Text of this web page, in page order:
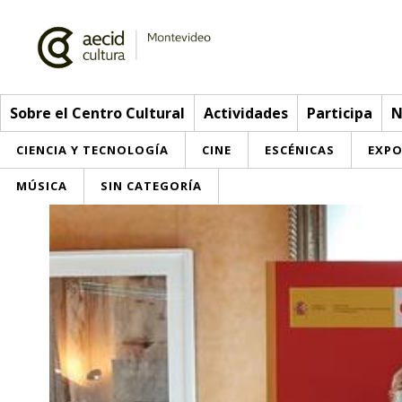
Sobre el Centro Cultural Actividades Participa
CIENCIA Y TECNOLOGÍA CINE ESCÉNICAS
MÚSICA SIN CATEGORÍA
Red AECID
Equipo
Instalaciones
Visítanos
Actividades
> Ir a Actividades
Esta semana
Inscripciones
Participa
Envíanos tu propuesta
Buzón de sugerencias
Noticias
Convocatorias